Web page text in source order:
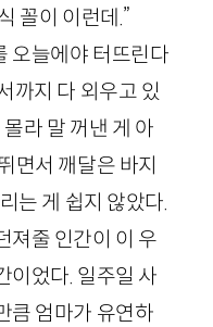
꼴이 이런데.”
오늘에야 터뜨린다
까지 다 외우고 있
라 말 꺼낸 게 아
면서 깨달은 바지
는 게 쉽지 않았다.
져줄 인간이 이 우
이었다. 일주일 사
큼 엄마가 유연하